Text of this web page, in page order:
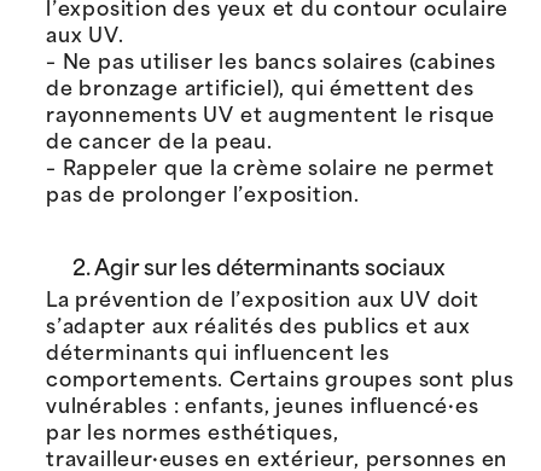
l’exposition des yeux et du contour oculaire
aux UV.
– Ne pas utiliser les bancs solaires (cabines
de bronzage artificiel), qui émettent des
rayonnements UV et augmentent le risque
de cancer de la peau.
– Rappeler que la crème solaire ne permet
pas de prolonger l’exposition.
2. Agir sur les déterminants sociaux
La prévention de l’exposition aux UV doit
s’adapter aux réalités des publics et aux
déterminants qui influencent les
comportements. Certains groupes sont plus
vulnérables : enfants, jeunes influencé·es
par les normes esthétiques,
travailleur·euses en extérieur, personnes en